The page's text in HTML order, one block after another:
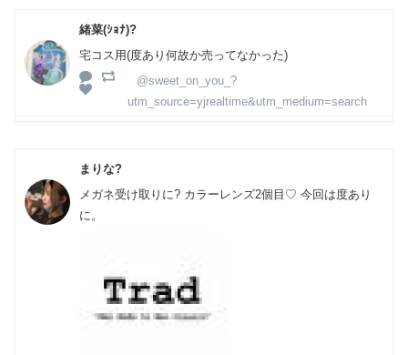
緒菜(ｼｮﾅ)?
宅コス用(度あり何故か売ってなかった)
@sweet_on_you_?
utm_source=yjrealtime&utm_medium=search
まりな?
メガネ受け取りに? カラーレンズ2個目♡ 今回は度あり
に。